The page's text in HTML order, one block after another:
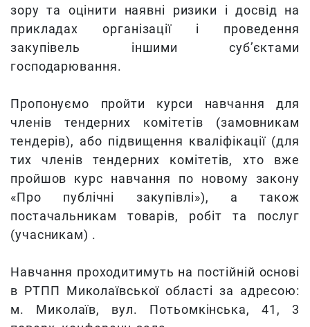
зору та оцінити наявні ризики і досвід на
прикладах організації і проведення
закупівель іншими суб’єктами
господарювання.
Пропонуємо пройти курси навчання для
членів тендерних комітетів (замовникам
тендерів), або підвищення кваліфікації (для
тих членів тендерних комітетів, хто вже
пройшов курс навчання по новому закону
«Про публічні закупівлі»), а також
постачальникам товарів, робіт та послуг
(учасникам) .
Навчання проходитимуть на постійній основі
в РТПП Миколаївської області за адресою:
м. Миколаїв, вул. Потьомкінська, 41, 3